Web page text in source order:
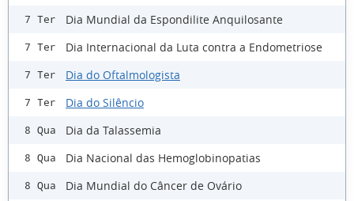
7 Ter Dia Mundial da Espondilite Anquilosante
7 Ter Dia Internacional da Luta contra a Endometriose
7 Ter Dia do Oftalmologista
7 Ter Dia do Silêncio
8 Qua Dia da Talassemia
8 Qua Dia Nacional das Hemoglobinopatias
8 Qua Dia Mundial do Câncer de Ovário